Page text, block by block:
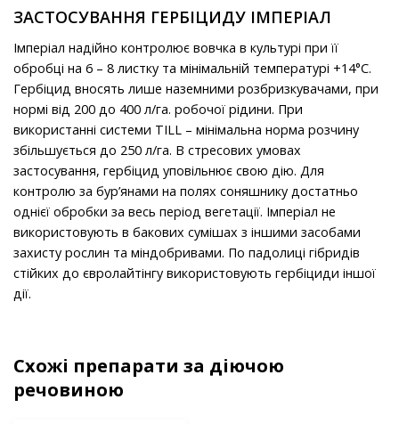
ЗАСТОСУВАННЯ ГЕРБІЦИДУ ІМПЕРІАЛ
Імперіал надійно контролює вовчка в культурі при її
обробці на 6 – 8 листку та мінімальній температурі +14°C.
Гербіцид вносять лише наземними розбризкувачами, при
нормі від 200 до 400 л/га. робочої рідини. При
використанні системи TILL – мінімальна норма розчину
збільшується до 250 л/га. В стресових умовах
застосування, гербіцид уповільнює свою дію. Для
контролю за бур’янами на полях соняшнику достатньо
однієї обробки за весь період вегетації. Імперіал не
використовують в бакових сумішах з іншими засобами
захисту рослин та міндобривами. По падолиці гібридів
стійких до євролайтінгу використовують гербіциди іншої
дії.
Схожі препарати за діючою
речовиною